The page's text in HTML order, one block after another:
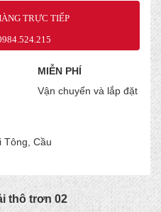
TRỰC TIẾP
MIỄN PHÍ
Vận chuyển và lắp đặt
Tông, Cầu
thô trơn 02